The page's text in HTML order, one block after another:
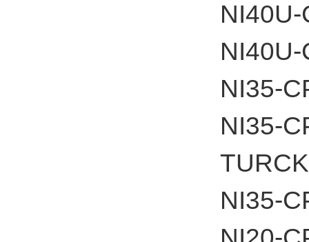
NI35-
NI35-
NI35-